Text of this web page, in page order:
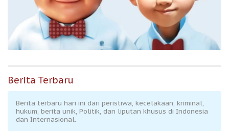
Berita Terbaru
Berita terbaru hari ini dari peristiwa, kecelakaan, kriminal,
hukum, berita unik, Politik, dan liputan khusus di Indonesia
dan Internasional.